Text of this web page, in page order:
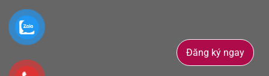
Đăng ký ngay